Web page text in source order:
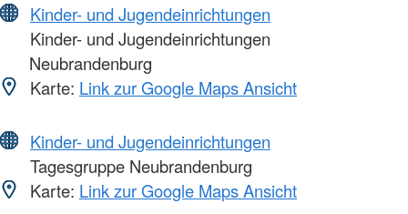
Kinder- und Jugendeinrichtungen
Kinder- und Jugendeinrichtungen
Neubrandenburg
Karte: Link zur Google Maps Ansicht
Kinder- und Jugendeinrichtungen
Tagesgruppe Neubrandenburg
Karte: Link zur Google Maps Ansicht